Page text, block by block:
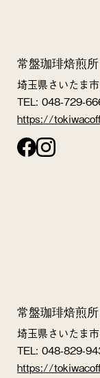
常盤珈琲焙煎
埼玉県さいたま
TEL: 048-729-
https://
常盤珈琲焙煎
埼玉県さいたま
TEL: 048-829-
https://